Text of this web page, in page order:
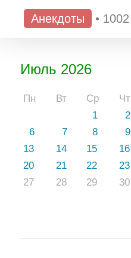
Анекдоты • 1002
Июль 2026
Пн Вт Ср Чт
1
2
6
7 8 9
13
14 15 16
20
21 22 23
27
28 29 30